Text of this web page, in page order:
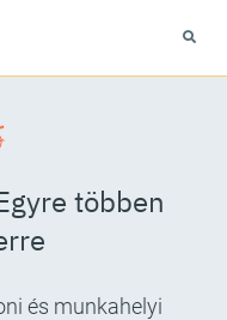
többen
és munkahelyi